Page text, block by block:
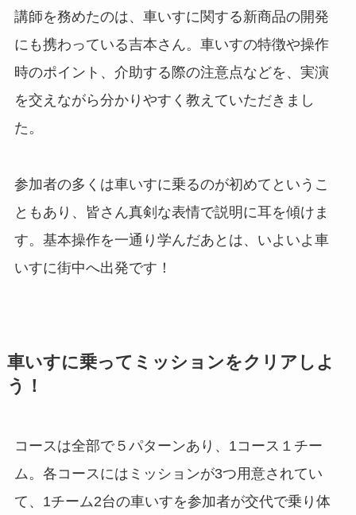
講師を務めたのは、車いすに関する新商品の開発
にも携わっている吉本さん。車いすの特徴や操作
時のポイント、介助する際の注意点などを、実演
を交えながら分かりやすく教えていただきまし
た。
参加者の多くは車いすに乗るのが初めてというこ
ともあり、皆さん真剣な表情で説明に耳を傾けま
す。基本操作を一通り学んだあとは、いよいよ車
いすに街中へ出発です！
車いすに乗ってミッションをクリアしよ
う！
コースは全部で５パターンあり、1コース１チー
ム。各コースにはミッションが3つ用意されてい
て、1チーム2台の車いすを参加者が交代で乗り体